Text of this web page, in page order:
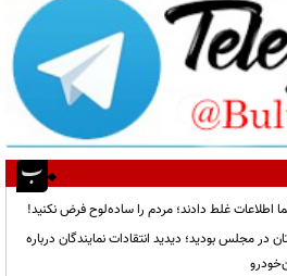
غلط دادند؛ مردم را ساده‌لوح فرض نکنید!
مجلس بودید؛ دیدید انتقادات نمایندگان درباره